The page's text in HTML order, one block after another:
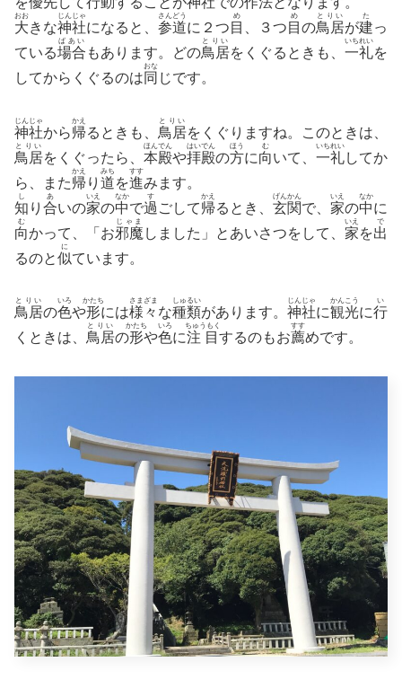
大
おお
きな神社
じんじゃ
になると、 参道
さんどう
に２つ 目
め
、３つ 目
め
の鳥居
とりい
が建
た
っ
ている場合
ばあい
もあります。どの鳥居
とりい
をくぐるときも、 一礼
いちれい
を
してからくぐるのは同
おな
じです。
神社
じんじゃ
から帰
かえ
るときも、 鳥居
とりい
をくぐりますね。このときは、
鳥居
とりい
をくぐったら、 本殿
ほんでん
や拝殿
はいでん
の方
ほう
に向
む
いて、 一礼
いちれい
してか
ら、また帰
かえ
り 道
みち
を進
すす
みます。
知
し
り 合
あ
いの家
いえ
の中
なか
で過
す
ごして帰
かえ
るとき、 玄関
げんかん
で、 家
いえ
の中
なか
に
向
む
かって、「お邪魔
じゃま
しました」とあいさつをして、 家
いえ
を出
で
るのと似
に
ています。
鳥居
とりい
の色
いろ
や形
かたち
には様々
さまざま
な種類
しゅるい
があります。 神社
じんじゃ
に観光
かんこう
に行
い
くときは、 鳥居
とりい
の形
かたち
や色
いろ
に注目
ちゅうもく
するのもお薦
すす
めです。